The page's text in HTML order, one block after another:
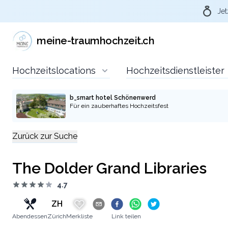
meine-traumhochzeit.ch
Hochzeitslocations Hochzeitsdienstleister
b_smart hotel Schönenwerd
Für ein zauberhaftes Hochzeitsfest
Zurück zur Suche
The Dolder Grand Libraries
4.7
Abendessen
ZH
ZürichMerkliste Link teilen
Über Meine-
traumhochzeit.ch die
passende
Hochzeitslocation
anfragen
Durch eure Anfragen über die Plattform
Kommunikation gegenüber den
Hochzeitslocations und Dienstleistern, dass
ihr via der Plattform meine-traumhochzeit.ch
auf die Location oder Dienstleister